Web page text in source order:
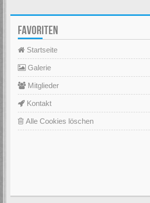
FAVORITEN
Startseite
Galerie
Mitglieder
Kontakt
Alle Cookies löschen